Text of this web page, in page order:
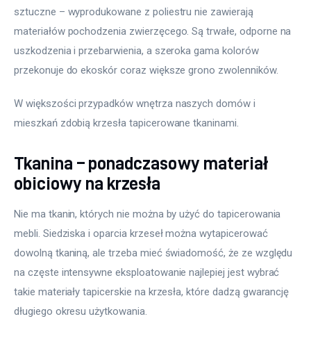
sztuczne – wyprodukowane z poliestru nie zawierają
materiałów pochodzenia zwierzęcego. Są trwałe, odporne na
uszkodzenia i przebarwienia, a szeroka gama kolorów
przekonuje do ekoskór coraz większe grono zwolenników.
W większości przypadków wnętrza naszych domów i
mieszkań zdobią krzesła tapicerowane tkaninami.
Tkanina – ponadczasowy materiał
obiciowy na krzesła
Nie ma tkanin, których nie można by użyć do tapicerowania
mebli. Siedziska i oparcia krzeseł można wytapicerować
dowolną tkaniną, ale trzeba mieć świadomość, że ze względu
na częste intensywne eksploatowanie najlepiej jest wybrać
takie materiały tapicerskie na krzesła, które dadzą gwarancję
długiego okresu użytkowania.